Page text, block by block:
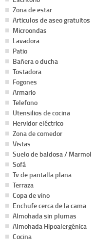
Zona de estar
Articulos de aseo gratuitos
Microondas
Lavadora
Patio
Bañera o ducha
Tostadora
Fogones
Armario
Telefono
Utensilios de cocina
Hervidor eléctrico
Zona de comedor
Vistas
Suelo de baldosa / Marmol
Sofá
Tv de pantalla plana
Terraza
Copa de vino
Enchufe cerca de la cama
Almohada sin plumas
Almohada Hipoalergénica
Cocina